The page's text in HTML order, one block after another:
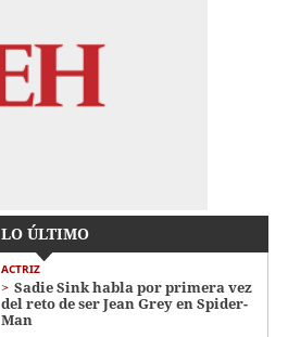
LO ÚLTIMO
ACTRIZ
Sadie Sink habla por primera vez
del reto de ser Jean Grey en Spider-
Man